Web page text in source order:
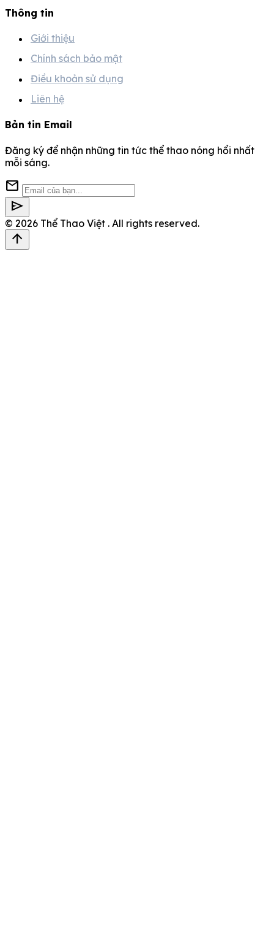
Thông tin
Giới thiệu
Chính sách bảo mật
Điều khoản sử dụng
Liên hệ
Bản tin Email
Đăng ký để nhận những tin tức thể thao nóng hổi nhất
mỗi sáng.
mail
send
© 2026 Thể Thao Việt . All rights reserved.
arrow_upward